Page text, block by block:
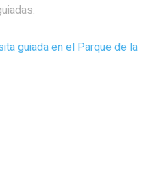
guiada en el Parque de la